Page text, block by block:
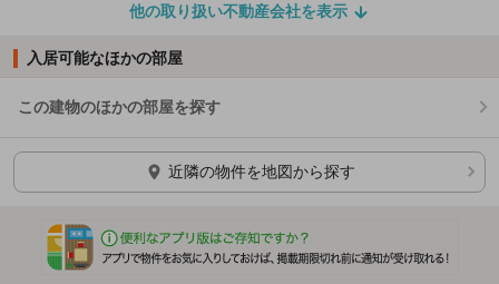
他の取り扱い不動産会社を表示
入居可能なほかの部屋
この建物のほかの部屋を探す
ほかの部屋を検索中…
近隣の物件を地図から探す